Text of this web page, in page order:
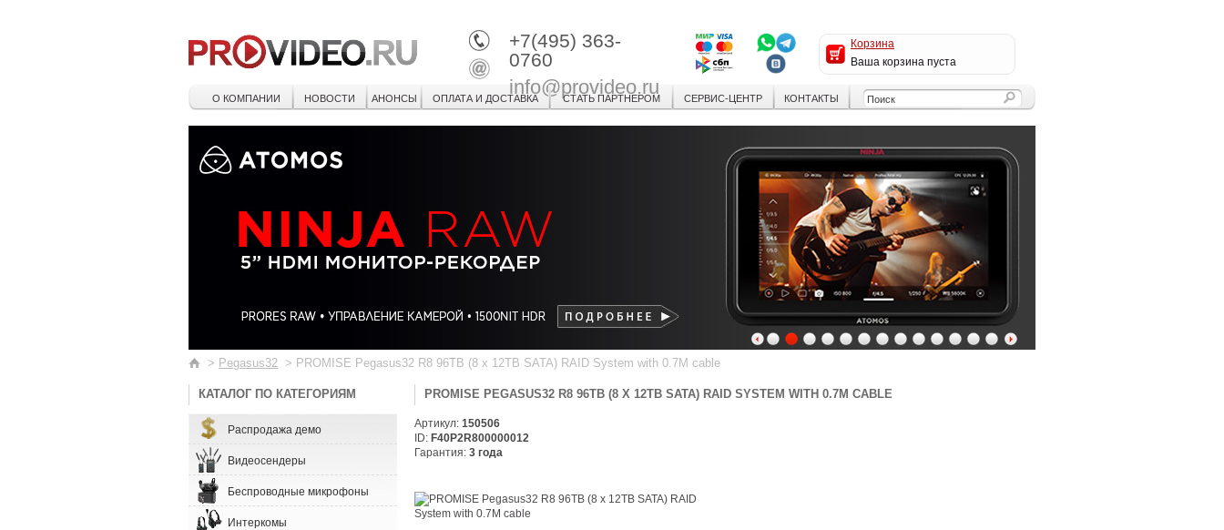
+7(495) 363-
0760
info@provideo.ru
Корзина
Ваша корзина пуста
О КОМПАНИИ НОВОСТИ АНОНСЫ ОПЛАТА И ДОСТАВКА СТАТЬ ПАРТНЕРОМ СЕРВИС-ЦЕНТР КОНТАКТЫ
1 2 3 4 5 6 7 8 9 10111213
> Pegasus32 > PROMISE Pegasus32 R8 96TB (8 x 12TB SATA) RAID System with 0.7M cable
КАТАЛОГ ПО КАТЕГОРИЯМ
Распродажа демо
Видеосендеры
Беспроводные микрофоны
Интеркомы
PROMISE PEGASUS32 R8 96TB (8 X 12TB SATA) RAID SYSTEM WITH 0.7M CABLE
Артикул: 150506
ID: F40P2R800000012
Гарантия: 3 года